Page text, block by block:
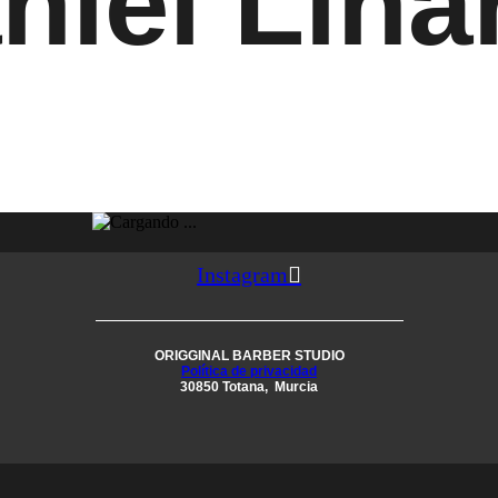
Instagram
ORIGGINAL BARBER STUDIO
Política de privacidad
30850 Totana, Murcia